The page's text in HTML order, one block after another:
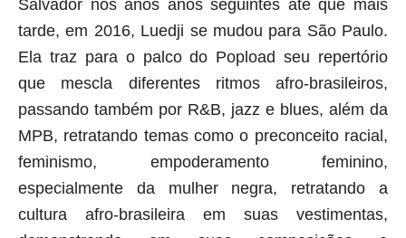
Salvador nos anos anos seguintes até que mais
tarde, em 2016, Luedji se mudou para São Paulo.
Ela traz para o palco do Popload seu repertório
que mescla diferentes ritmos afro-brasileiros,
passando também por R&B, jazz e blues, além da
MPB, retratando temas como o preconceito racial,
feminismo, empoderamento feminino,
especialmente da mulher negra, retratando a
cultura afro-brasileira em suas vestimentas,